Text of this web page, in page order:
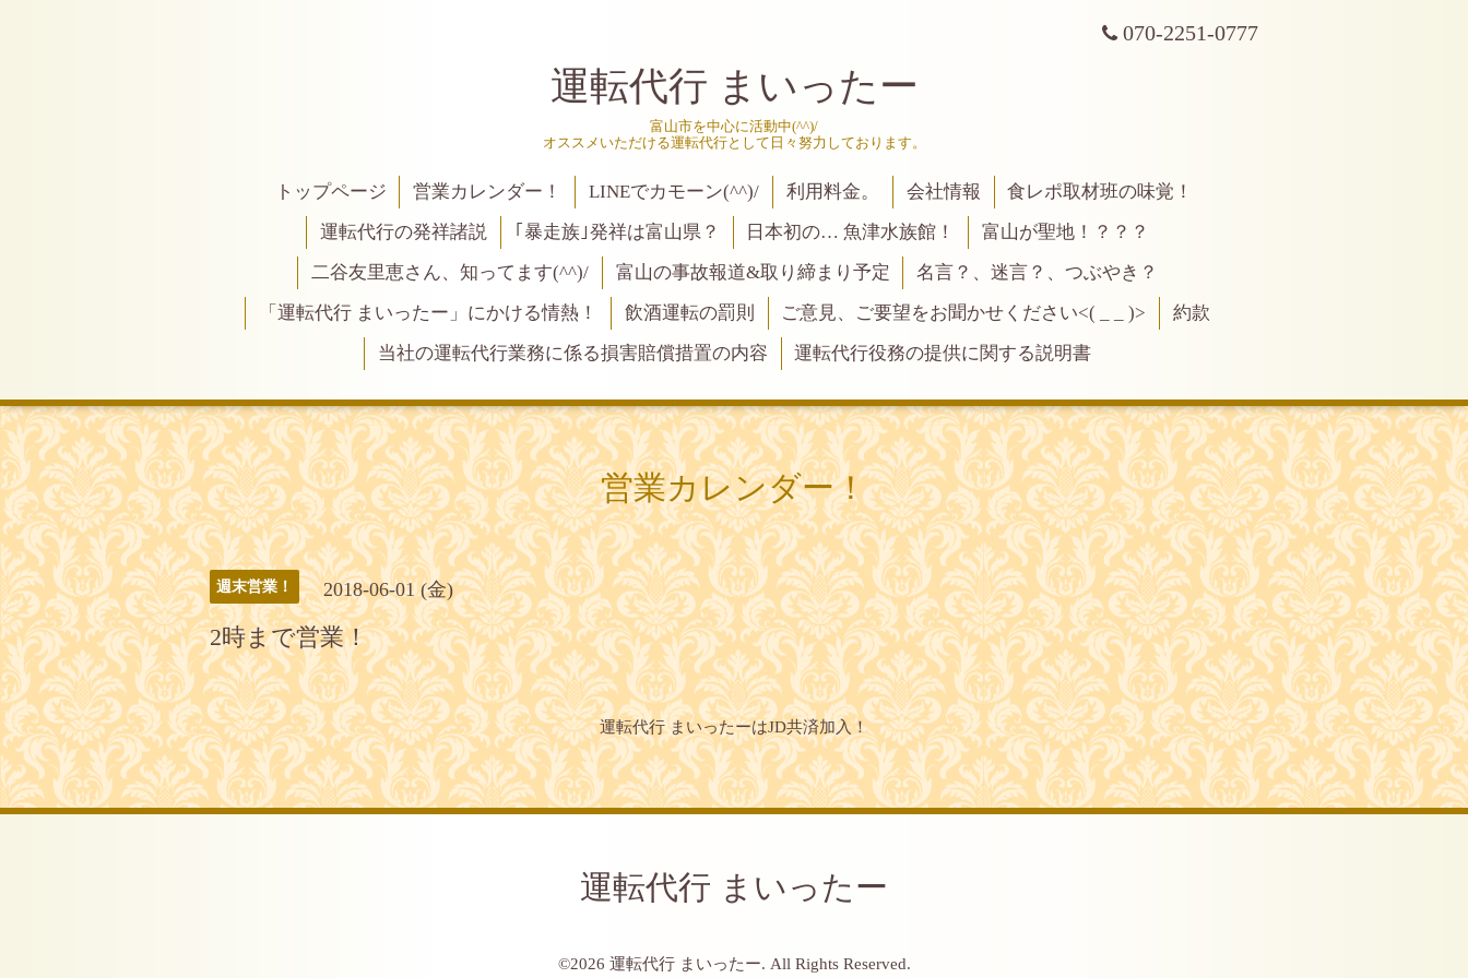
070-2251-0777
運転代行 まいったー
富山市を中心に活動中(^^)/
オススメいただける運転代行として日々努力しております。
トップページ 営業カレンダー！ LINEでカモーン(^^)/ 利用料金。 会社情報
食レポ取材班の味覚！
運転代行の発祥諸説
｢暴走族｣発祥は富山県？ 日本初の… 魚津水族館！
富山が聖地！？？？
二谷友里恵さん、知ってます(^^)/
富山の事故報道&取り締まり予定
名言？、迷言？、つぶやき？
「運転代行 まいったー」にかける情熱！
飲酒運転の罰則 ご意見、ご要望をお聞かせください<( _ _ )>
約款
当社の運転代行業務に係る損害賠償措置の内容
運転代行役務の提供に関する説明書
営業カレンダー！
週末営業！ 2018-06-01 (金)
2時まで営業！
運転代行 まいったーはJD共済加入！
運転代行 まいったー
©2026 運転代行 まいったー. All Rights Reserved.